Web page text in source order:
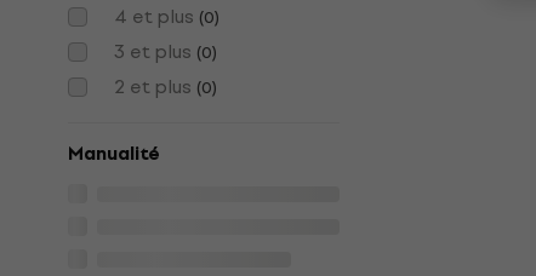
4 et plus (0)
3 et plus (0)
2 et plus (0)
Manualité